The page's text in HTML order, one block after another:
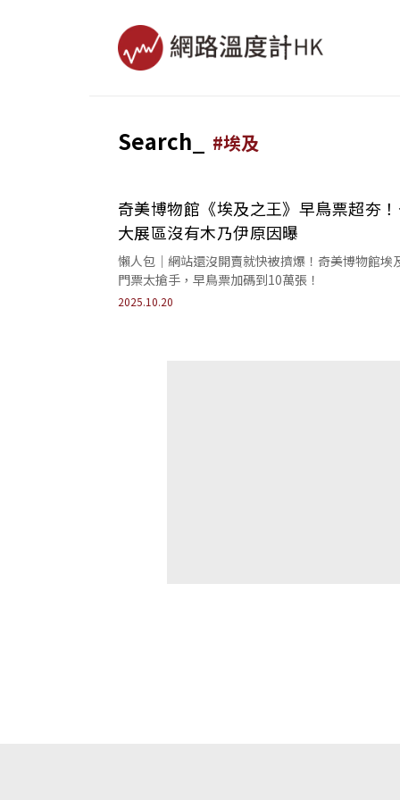
Search_ #埃及
奇美博物館《埃及之王》早鳥票超夯
大展區沒有木乃伊原因曝
懶人包｜網站還沒開賣就快被擠爆！奇美博物館埃
門票太搶手，早鳥票加碼到10萬張！
2025.10.20